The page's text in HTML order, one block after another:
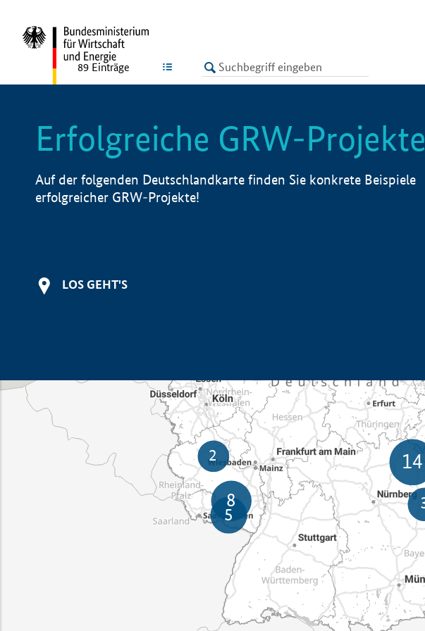
LISTE
89 Einträge
Erfolgreiche GRW-Projekte
Auf der folgenden Deutschlandkarte finden Sie konkrete Beispiele
erfolgreicher GRW-Projekte!
LOS GEHT'S